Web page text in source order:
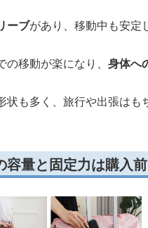
ーブがあり、移動中も安定
移動が楽になり、 身体へ
状も多く、旅行や出張はも
容量と固定力は購入